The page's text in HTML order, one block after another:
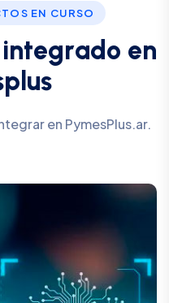
EN CURSO
integrado en
p us
en PymesPlus.ar.